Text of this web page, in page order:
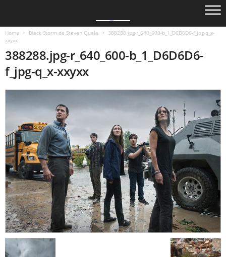
Home Black Storm de Steven Quale
388288.jpg-r_640_600-b_1_D6D6D6-f_jpg-q_x-
xxyxx
388288.jpg-r_640_600-b_1_D6D6D6-
f_jpg-q_x-xxyxx